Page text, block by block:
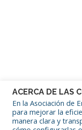
ACERCA DE LAS
En la Asociación de
para mejorar la
manera clara y